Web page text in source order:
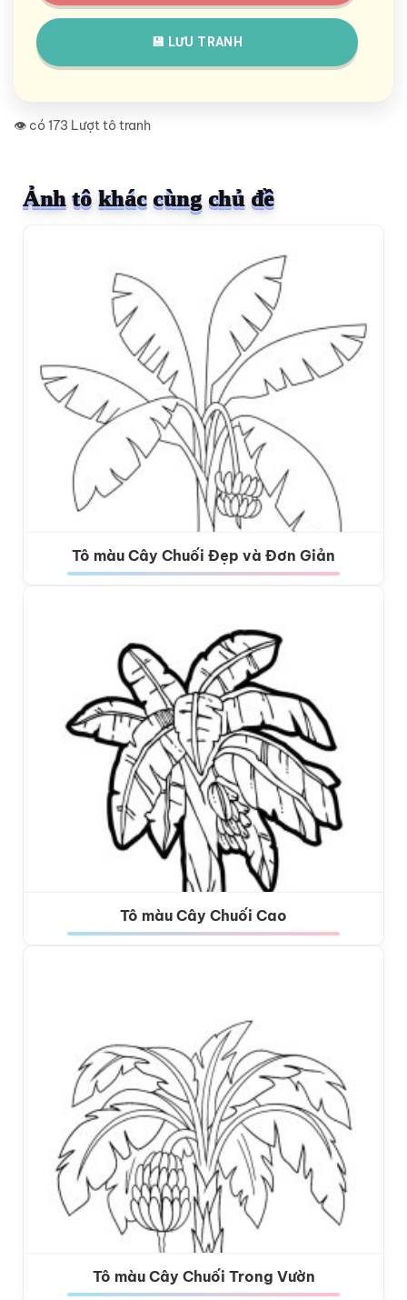
💾 LƯU TRANH
👁️ có 173 Lượt tô tranh
Ảnh tô khác cùng chủ đề
Tô màu Cây Chuối Đẹp và Đơn Giản
Tô màu Cây Chuối Cao
Tô màu Cây Chuối Trong Vườn